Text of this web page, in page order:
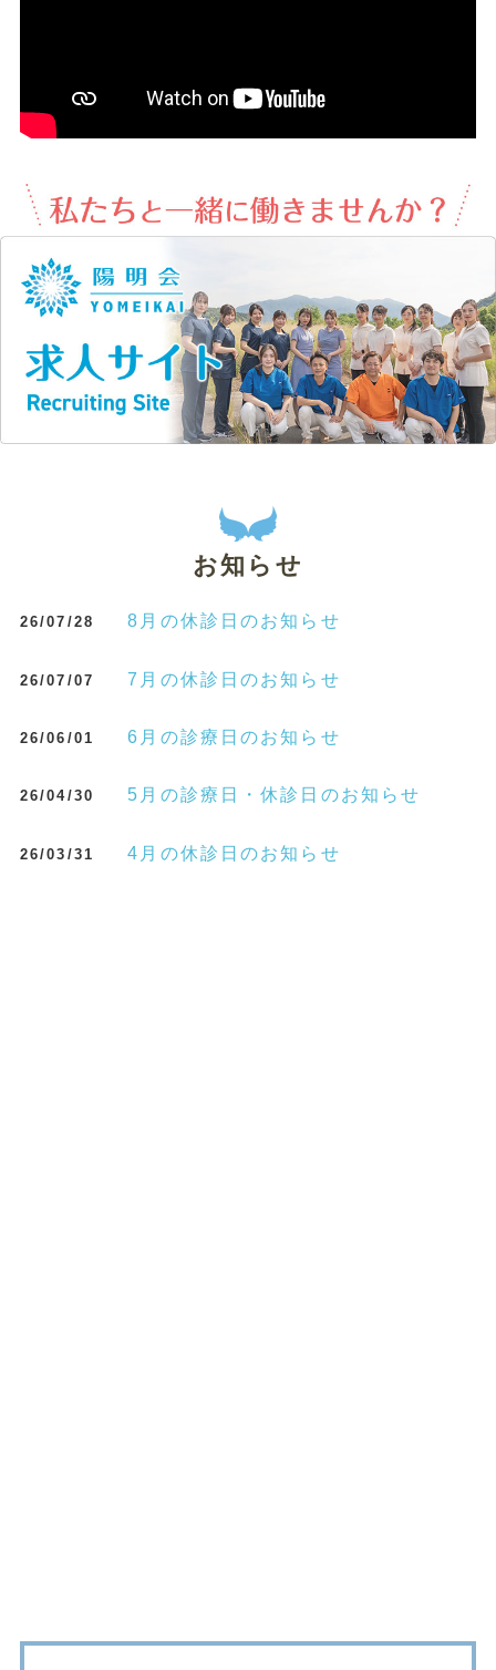
お知らせ
26/07/28 8月の休診日のお知らせ
26/07/07 7月の休診日のお知らせ
26/06/01 6月の診療日のお知らせ
26/04/30 5月の診療日・休診日のお知らせ
26/03/31 4月の休診日のお知らせ